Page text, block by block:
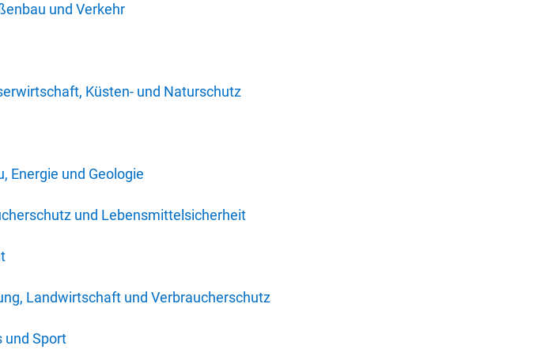
und Verkehr
Küsten- und Naturschutz
Energie und Geologie
und Lebensmittelsicherheit
Landwirtschaft und Verbraucherschutz
und Sport